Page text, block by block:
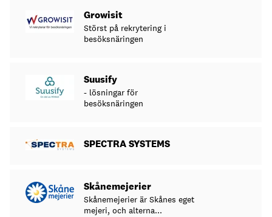
Growisit
Störst på rekrytering i
besöksnäringen
Suusify
- lösningar för
besöksnäringen
SPECTRA SYSTEMS
Skånemejerier
Skånemejerier är Skånes eget
mejeri, och alterna...